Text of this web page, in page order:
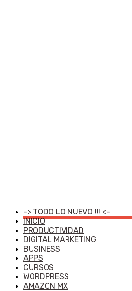
-> TODO LO NUEVO !!! <-
INICIO
PRODUCTIVIDAD
DIGITAL MARKETING
BUSINESS
APPS
CURSOS
WORDPRESS
AMAZON MX